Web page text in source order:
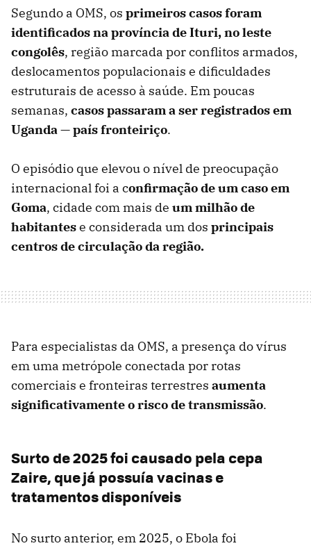
Segundo a OMS, os primeiroscasos foram
identificados na província de Ituri, no leste
congolês, região marcada por conflitos armados,
deslocamentos populacionais e dificuldades
estruturais de acesso à saúde. Em poucas
semanas, casos passaram a ser registrados em
Uganda — país fronteiriço.
O episódio que elevou o nível de preocupação
internacional foi a confirmação de um caso em
Goma, cidade com mais de um milhão de
habitantese considerada um dos principais
centros de circulação da região.
Para especialistas da OMS, a presença do vírus
em uma metrópole conectada por rotas
comerciais e fronteiras terrestres aumenta
significativamente o risco de transmissão.
Surto de 2025 foi causado pela cepa
Zaire, que já possuía vacinas e
tratamentos disponíveis
No surto anterior, em 2025, o Ebola foi